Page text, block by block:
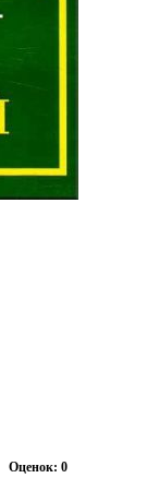
Оценок: 0